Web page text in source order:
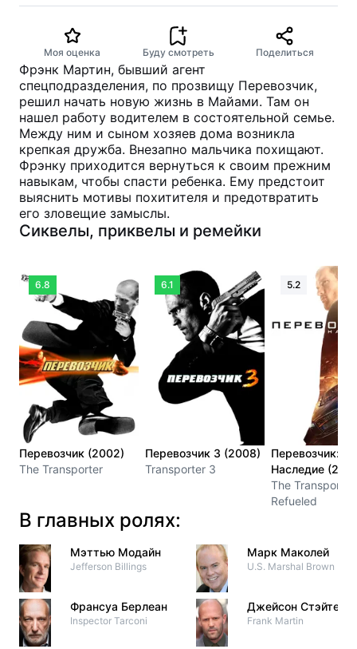
Моя оценка Буду смотреть Поделиться
Фрэнк Мартин, бывший агент
спецподразделения, по прозвищу Перевозчик,
решил начать новую жизнь в Майами. Там он
нашел работу водителем в состоятельной семье.
Между ним и сыном хозяев дома возникла
крепкая дружба. Внезапно мальчика похищают.
Фрэнку приходится вернуться к своим прежним
навыкам, чтобы спасти ребенка. Ему предстоит
выяснить мотивы похитителя и предотвратить
его зловещие замыслы.
Сиквелы, приквелы и ремейки
6.8
Перевозчик (2002)
The Transporter
6.1
Перевозчик 3 (2008)
Transporter 3
5.2
Перевозчик:
Наследие
The Transporter
Refueled
В главных ролях:
Мэттью Модайн
Jefferson Billings
Франсуа Берлеан
Inspector Tarconi
Марк Маколей
U.S. Marshal Brown
Джейсон Стэйтем
Frank Martin